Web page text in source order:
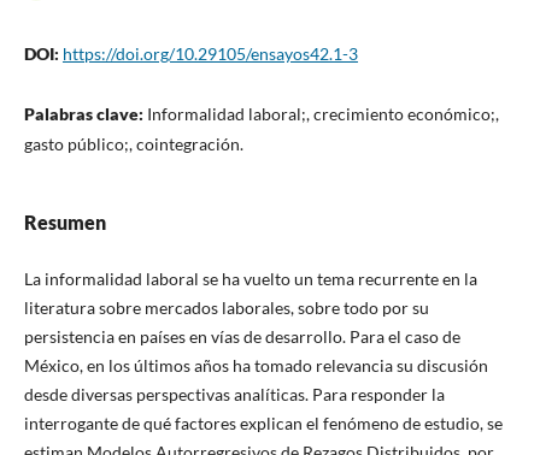
DOI: https://doi.org/10.29105/ensayos42.1-3
Palabras clave: Informalidad laboral;, crecimiento económico;,
gasto público;, cointegración.
Resumen
La informalidad laboral se ha vuelto un tema recurrente en la
literatura sobre mercados laborales, sobre todo por su
persistencia en países en vías de desarrollo. Para el caso de
México, en los últimos años ha tomado relevancia su discusión
desde diversas perspectivas analíticas. Para responder la
interrogante de qué factores explican el fenómeno de estudio, se